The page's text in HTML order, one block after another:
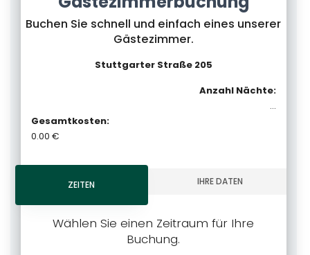
Buchen Sie schnell und einfach eines unserer
Gästezimmer.
Stuttgarter Straße 205
Anzahl Nächte:
...
Gesamtkosten:
0.00 €
ZEITEN IHRE DATEN
ZEITEN
Wählen Sie einen Zeitraum für Ihre
Buchung.